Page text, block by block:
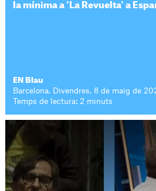
la mínima a 'La Revuelta' a
EN Blau
Barcelona. Divendres, 8 de maig de
Temps de lectura: 2 minuts